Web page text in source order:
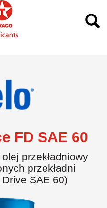
FD SAE 60
przekładniowy
przekładni
SAE 60)